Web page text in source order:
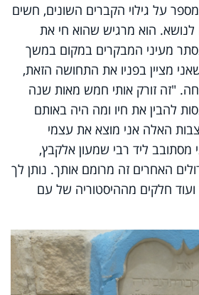
על גילוי הקברים השונים, חשים
הוא מרגיש שהוא חי את
מעיני המבקרים במקום במשך
מציין בפניו את התחושה הזאת,
"זה זורק אותי חמש מאות שנה
להבין את חיו ומה היה באותם
האלה אני מוצא את עצמי
ליד רבי שמעון אלקבץ,
האחרים זה מרומם אותך. נותן לך
ועוד חלקים מההיסטוריה של עם